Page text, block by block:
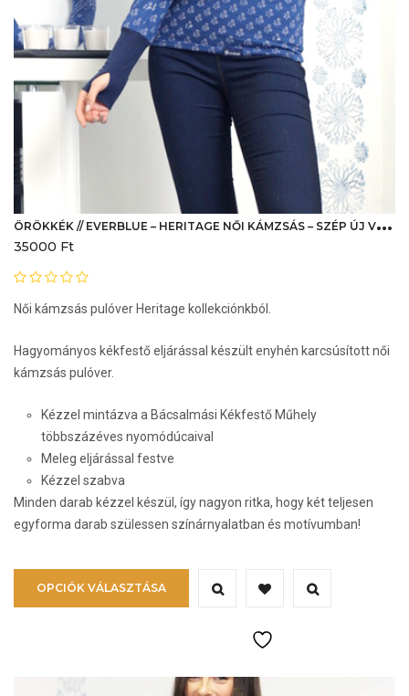
Ö
RÖKKÉK // EVERBLUE – HERITAGE NŐI KÁMZSÁS – SZÉP ÚJ VIRÁG
35000 Ft
Női kámzsás pulóver Heritage kollekciónkból.
Hagyományos kékfestő eljárással készült enyhén karcsúsított női
kámzsás pulóver.
Kézzel mintázva a Bácsalmási Kékfestő Műhely
többszázéves nyomódúcaival
Meleg eljárással festve
Kézzel szabva
Minden darab kézzel készül, így nagyon ritka, hogy két teljesen
egyforma darab szülessen színárnyalatban és motívumban!
OPCIÓK VÁLASZTÁSA
van.